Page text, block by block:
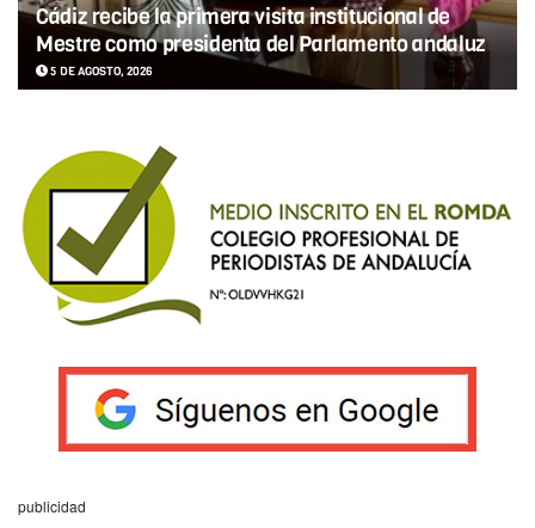
Cádiz recibe la primera visita institucional de
Mestre como presidenta del Parlamento andaluz
5 DE AGOSTO, 2026
publicidad